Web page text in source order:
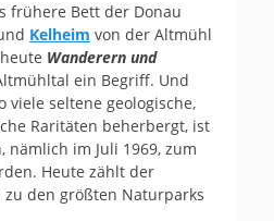
frühere Bett der Donau
Kelheim von der Altmühl
Wanderern und
ein Begriff. Und
viele seltene geologische,
Raritäten beherbergt, ist
nämlich im Juli 1969, zum
Heute zählt der
den größten Naturparks